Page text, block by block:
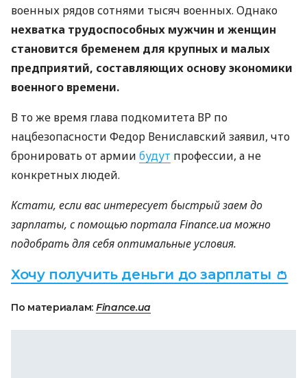
военных рядов сотнями тысяч военных. Однако
нехватка трудоспособных мужчин и женщин
становится бременем для крупных и малых
предприятий, составляющих основу экономики
военного времени.
В то же время глава подкомитета ВР по
нацбезопасности Федор Вениславский заявил, что
бронировать от армии будут профессии, а не
конкретных людей.
Кстати, если вас интересует быстрый заем до
зарплаты, с помощью портала Finance.ua можно
подобрать для себя оптимальные условия.
Хочу получить деньги до зарплаты 👛
По материалам: Finance.ua